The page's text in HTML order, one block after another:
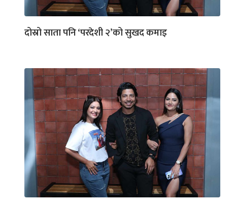
दोस्रो साता पनि ‘परदेशी २’को सुखद कमाइ